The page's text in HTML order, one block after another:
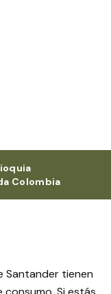
Colombia
Santander tienen